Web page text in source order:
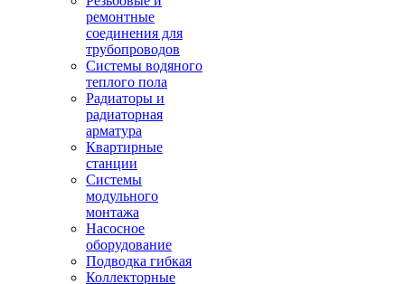
ремонтные
соединения для
трубопроводов
Системы водяного
теплого пола
Радиаторы и
радиаторная
арматура
Квартирные
станции
Системы
модульного
монтажа
Насосное
оборудование
Подводка гибкая
Коллекторные